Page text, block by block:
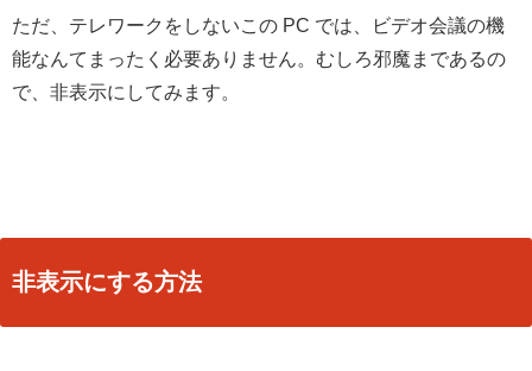
ただ、テレワークをしないこの PC では、ビデオ会議の機
能なんてまったく必要ありません。むしろ邪魔まであるの
で、非表示にしてみます。
非表示にする方法